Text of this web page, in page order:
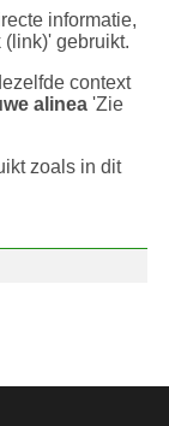
informatie,
gebruikt.
context
alinea'Zie
zoals in dit